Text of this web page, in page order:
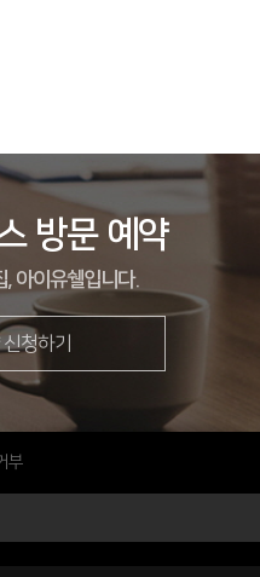
방문 예약
, 아이유쉘입니다.
청하기
부